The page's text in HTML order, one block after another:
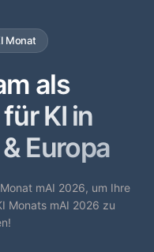
Monat
als
KI in
Europa
mAI 2026, um Ihre
Monats mAI 2026 zu